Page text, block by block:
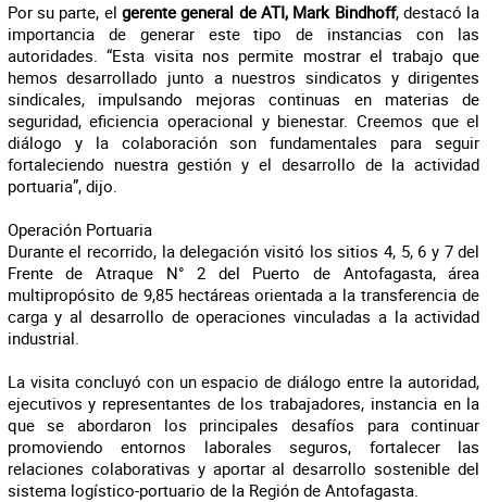
Por su parte, elgerente general de ATI, Mark Bindhoff, destacó la
importancia de generar este tipo de instancias con las
autoridades. “Esta visita nos permite mostrar el trabajo que
hemos desarrollado junto a nuestros sindicatos y dirigentes
sindicales, impulsando mejoras continuas en materias de
seguridad, eficiencia operacional y bienestar. Creemos que el
diálogo y la colaboración son fundamentales para seguir
fortaleciendo nuestra gestión y el desarrollo de la actividad
portuaria”, dijo.
Operación Portuaria
Durante el recorrido, la delegación visitó los sitios 4, 5, 6 y 7 del
Frente de Atraque N° 2 del Puerto de Antofagasta, área
multipropósito de 9,85 hectáreas orientada a la transferencia de
carga y al desarrollo de operaciones vinculadas a la actividad
industrial.
La visita concluyó con un espacio de diálogo entre la autoridad,
ejecutivos y representantes de los trabajadores, instancia en la
que se abordaron los principales desafíos para continuar
promoviendo entornos laborales seguros, fortalecer las
relaciones colaborativas y aportar al desarrollo sostenible del
sistema logístico-portuario de la Región de Antofagasta.